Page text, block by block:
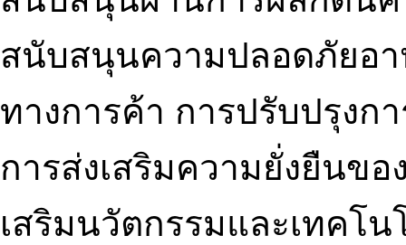
สนับสนุนความปลอดภัยอา
ทางการค้า การปรับปรุงก
การส่งเสริมความยั่งยืนข
เสริมนวัตกรรมและเทคโ